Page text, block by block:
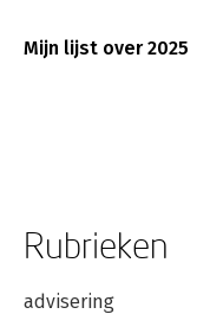
Mijn lijst over 2025
Rubrieken
advisering